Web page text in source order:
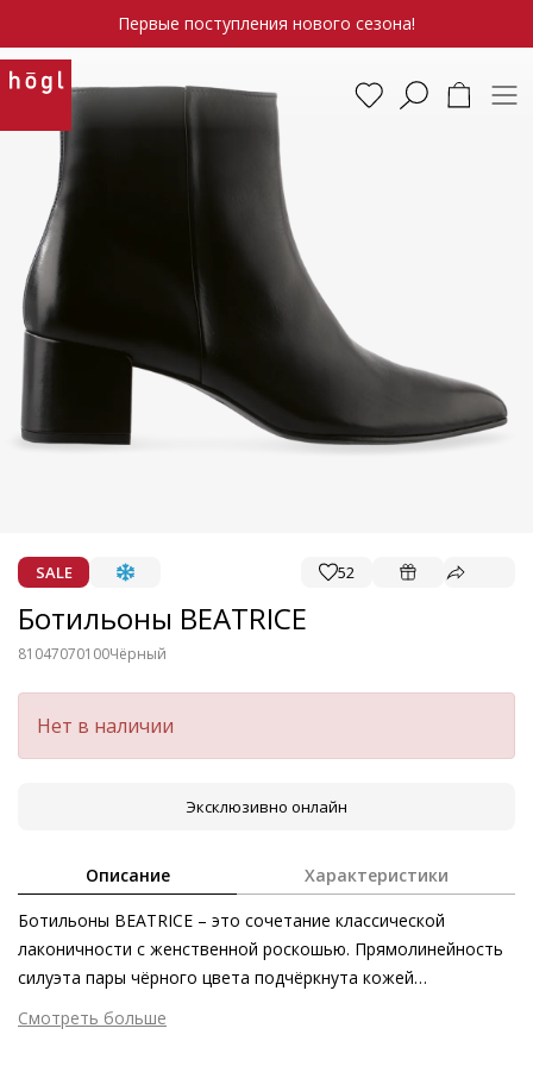
Первые поступления нового сезона!
SALE 52
Ботильоны BEATRICE
81047070100Чёрный
Нет в наличии
Эксклюзивно онлайн
Описание Характеристики
Ботильоны BEATRICE – это сочетание классической
лаконичности с женственной роскошью. Прямолинейность
силуэта пары чёрного цвета подчёркнута кожей
первоклассного качества, отличающейся мягкостью,
текстурой и утончённым мерцанием. Актуальный блочный
Смотреть больше